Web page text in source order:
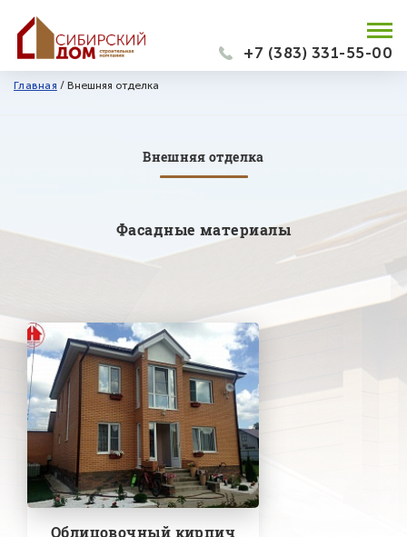
+7 (383) 331-55-00
Главная / Внешняя отделка
Внешняя отделка
Фасадные материалы
Облицовочный кирпич